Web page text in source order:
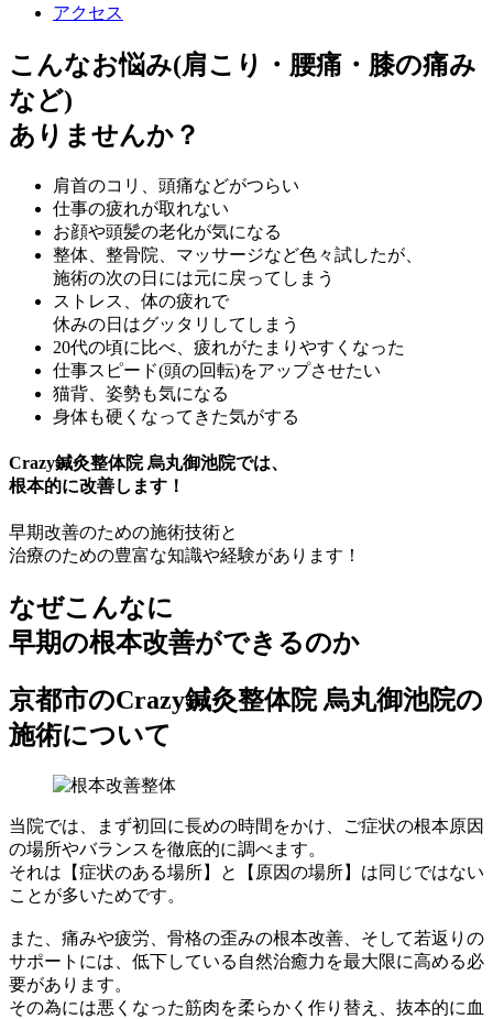
アクセス
こんなお悩み(肩こり・腰痛・膝の痛み
など)
ありませんか？
肩首のコリ、頭痛などがつらい
仕事の疲れが取れない
お顔や頭髪の老化が気になる
整体、整骨院、マッサージなど色々試したが、
施術の次の日には元に戻ってしまう
ストレス、体の疲れで
休みの日はグッタリしてしまう
20代の頃に比べ、疲れがたまりやすくなった
仕事スピード(頭の回転)をアップさせたい
猫背、姿勢も気になる
身体も硬くなってきた気がする
Crazy鍼灸整体院 烏丸御池院では、
根本的に改善します！
早期改善のための施術技術と
治療のための豊富な知識や経験があります！
なぜこんなに
早期の根本改善ができるのか
京都市のCrazy鍼灸整体院 烏丸御池院の
施術について
当院では、まず初回に長めの時間をかけ、ご症状の根本原因
の場所やバランスを徹底的に調べます。
それは 【症状のある場所】と【原因の場所】は同じではない
ことが多いためです。
また、痛みや疲労、骨格の歪みの根本改善、そして若返りの
サポートには、 低下している自然治癒力を最大限に高める必
要があります。
その為には悪くなった筋肉を柔らかく作り替え、抜本的に血